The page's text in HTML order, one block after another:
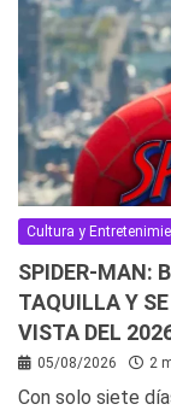
Cultura y
SPIDER-MAN:
TAQUILLA Y
VISTA DEL
05/08/2026 2
Con solo siete